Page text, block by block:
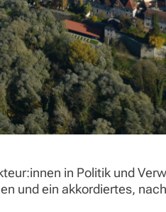
in Politik und
und ein akkordiertes,